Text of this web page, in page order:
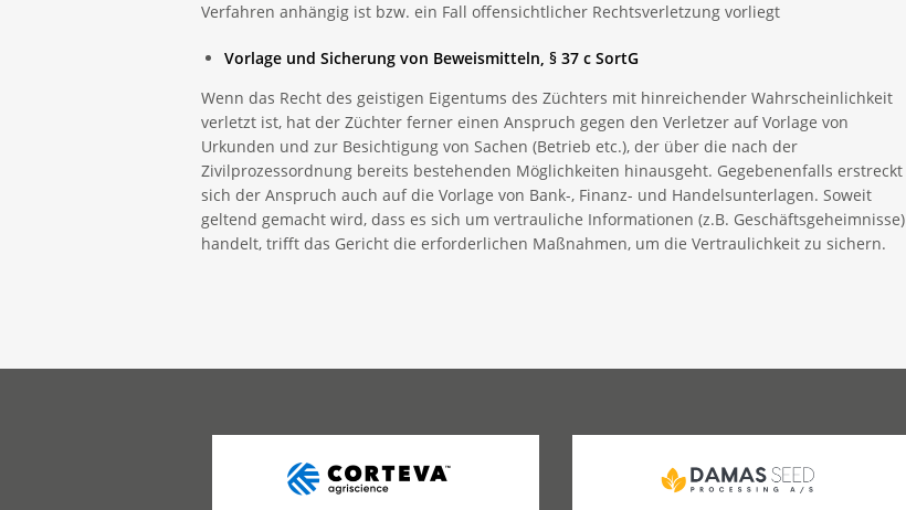
Verfahren anhängig ist bzw. ein Fall offensichtlicher Rechtsverletzung vorliegt
Vorlage und Sicherung von Beweismitteln, § 37 c SortG
Wenn das Recht des geistigen Eigentums des Züchters mit hinreichender Wahrscheinlichkeit
verletzt ist, hat der Züchter ferner einen Anspruch gegen den Verletzer auf Vorlage von
Urkunden und zur Besichtigung von Sachen (Betrieb etc.), der über die nach der
Zivilprozessordnung bereits bestehenden Möglichkeiten hinausgeht. Gegebenenfalls erstreckt
sich der Anspruch auch auf die Vorlage von Bank-, Finanz- und Handelsunterlagen. Soweit
geltend gemacht wird, dass es sich um vertrauliche Informationen (z.B. Geschäftsgeheimnisse)
handelt, trifft das Gericht die erforderlichen Maßnahmen, um die Vertraulichkeit zu sichern.